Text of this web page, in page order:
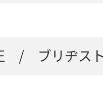
/ ブリヂス